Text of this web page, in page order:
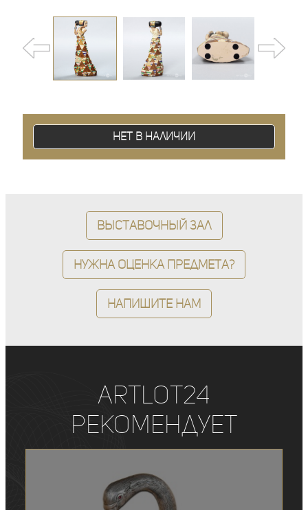
Нет в наличии
Выставочный зал
Нужна оценка предмета?
Напишите нам
ArtLot24
рекомендует